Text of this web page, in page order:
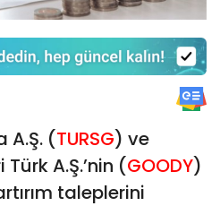
A.Ş. (TURSG) ve
A.Ş.’nin (GOODY)
taleplerini